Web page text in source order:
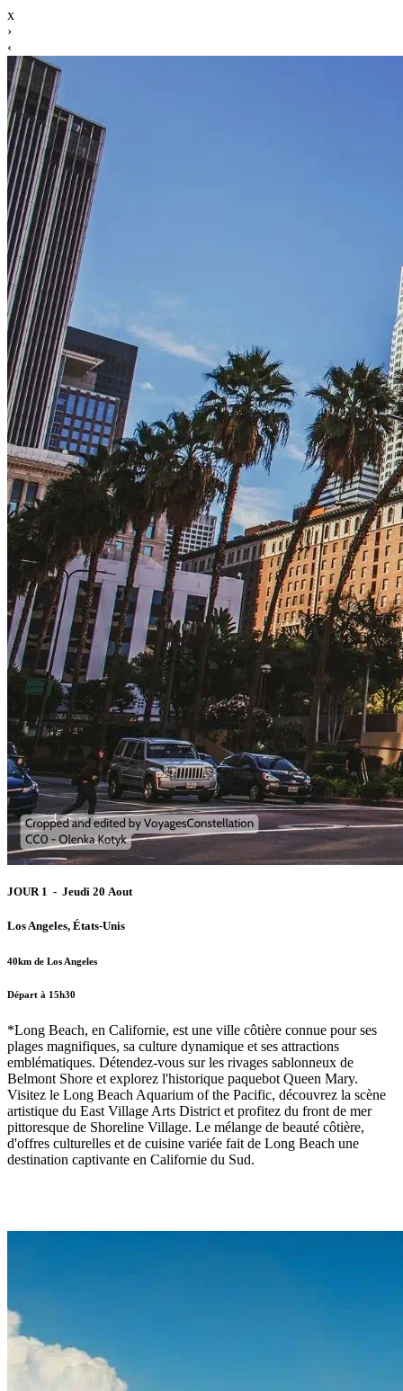
x
›
‹
JOUR 1 - Jeudi 20 Aout
Los Angeles, États-Unis
40km de Los Angeles
Départ à 15h30
*Long Beach, en Californie, est une ville côtière connue pour ses
plages magnifiques, sa culture dynamique et ses attractions
emblématiques. Détendez-vous sur les rivages sablonneux de
Belmont Shore et explorez l'historique paquebot Queen Mary.
Visitez le Long Beach Aquarium of the Pacific, découvrez la scène
artistique du East Village Arts District et profitez du front de mer
pittoresque de Shoreline Village. Le mélange de beauté côtière,
d'offres culturelles et de cuisine variée fait de Long Beach une
destination captivante en Californie du Sud.